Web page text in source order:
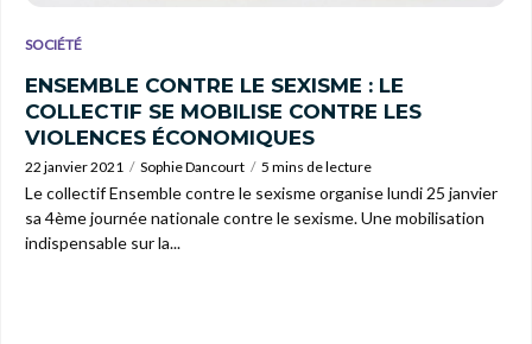
SOCIÉTÉ
ENSEMBLE CONTRE LE SEXISME : LE
COLLECTIF SE MOBILISE CONTRE LES
VIOLENCES ÉCONOMIQUES
22 janvier 2021 Sophie Dancourt 5 mins de lecture
Le collectif Ensemble contre le sexisme organise lundi 25 janvier
sa 4ème journée nationale contre le sexisme. Une mobilisation
indispensable sur la...